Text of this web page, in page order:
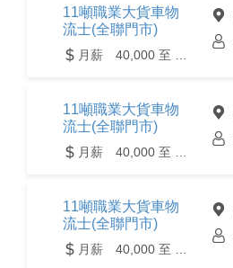
11噸職業大貨車物
流士(全聯門市)
11噸職業大貨車物
流士(全聯門市)
11噸職業大貨車物
流士(全聯門市)